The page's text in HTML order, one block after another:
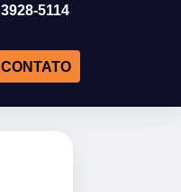
3928-5114
CONTATO